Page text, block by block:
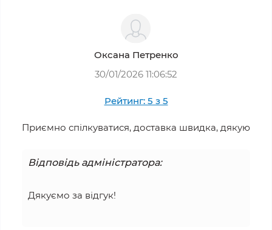
Оксана Петренко
30/01/2026 11:06:52
Рейтинг: 5 з 5
Приємно спілкуватися, доставка швидка, дякую
Відповідь адміністратора:
Дякуємо за відгук!